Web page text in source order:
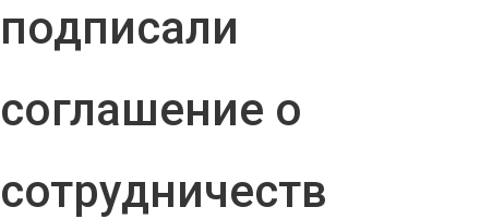
подписали
соглашение о
сотрудничеств